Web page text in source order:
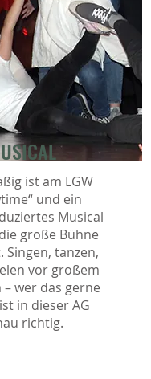
ist am LGW
und ein
Musical
große Bühne
Singen, tanzen,
vor großem
wer das gerne
in dieser AG
richtig.